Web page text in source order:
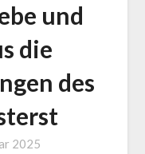
und
die
des
2025